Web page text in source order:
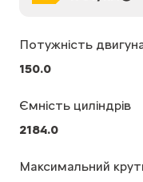
Потужність
150.0
Ємність циліндрів
2184.0
Максимальний